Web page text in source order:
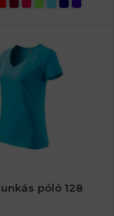
póló 128